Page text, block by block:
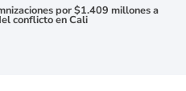
por $1.409 millones a
conflicto en Cali